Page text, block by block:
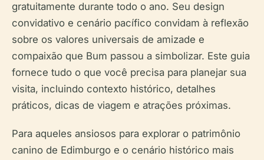
gratuitamente durante todo o ano. Seu design
convidativo e cenário pacífico convidam à reflexão
sobre os valores universais de amizade e
compaixão que Bum passou a simbolizar. Este guia
fornece tudo o que você precisa para planejar sua
visita, incluindo contexto histórico, detalhes
práticos, dicas de viagem e atrações próximas.
Para aqueles ansiosos para explorar o patrimônio
canino de Edimburgo e o cenário histórico mais